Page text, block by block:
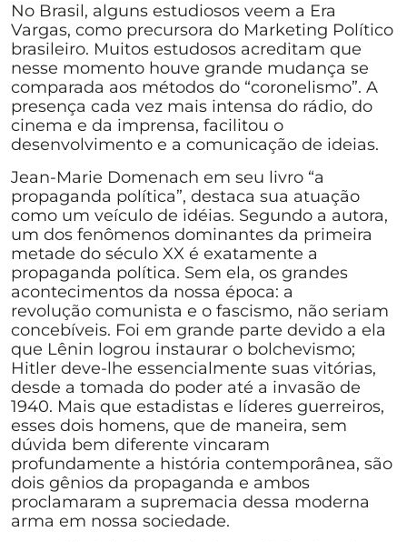
No Brasil, alguns estudiosos veem a Era
Vargas, como precursora do Marketing Político
brasileiro. Muitos estudosos acreditam que
nesse momento houve grande mudança se
comparada aos métodos do “coronelismo”. A
presença cada vez mais intensa do rádio, do
cinema e da imprensa, facilitou o
desenvolvimento e a comunicação de ideias.
Jean-Marie Domenach em seu livro “a
propaganda política”, destaca sua atuação
como um veículo de idéias. Segundo a autora,
um dos fenômenos dominantes da primeira
metade do século XX é exatamente a
propaganda política. Sem ela, os grandes
acontecimentos da nossa época: a
revolução comunista e o fascismo, não seriam
concebíveis. Foi em grande parte devido a ela
que Lênin logrou instaurar o bolchevismo;
Hitler deve-lhe essencialmente suas vitórias,
desde a tomada do poder até a invasão de
1940. Mais que estadistas e líderes guerreiros,
esses dois homens, que de maneira, sem
dúvida bem diferente vincaram
profundamente a história contemporânea, são
dois gênios da propaganda e ambos
proclamaram a supremacia dessa moderna
arma em nossa sociedade.